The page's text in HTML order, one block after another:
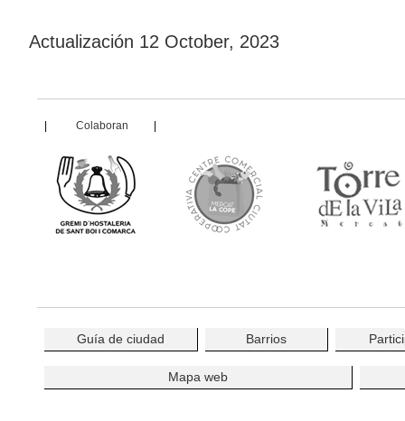
Actualización 12 October, 2023
Colaboran
Guía de ciudad Barrios
Mapa web